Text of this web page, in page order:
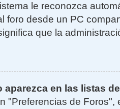
le reconozca
foro desde un PC
que la
en las listas
"Preferencias de Foros",